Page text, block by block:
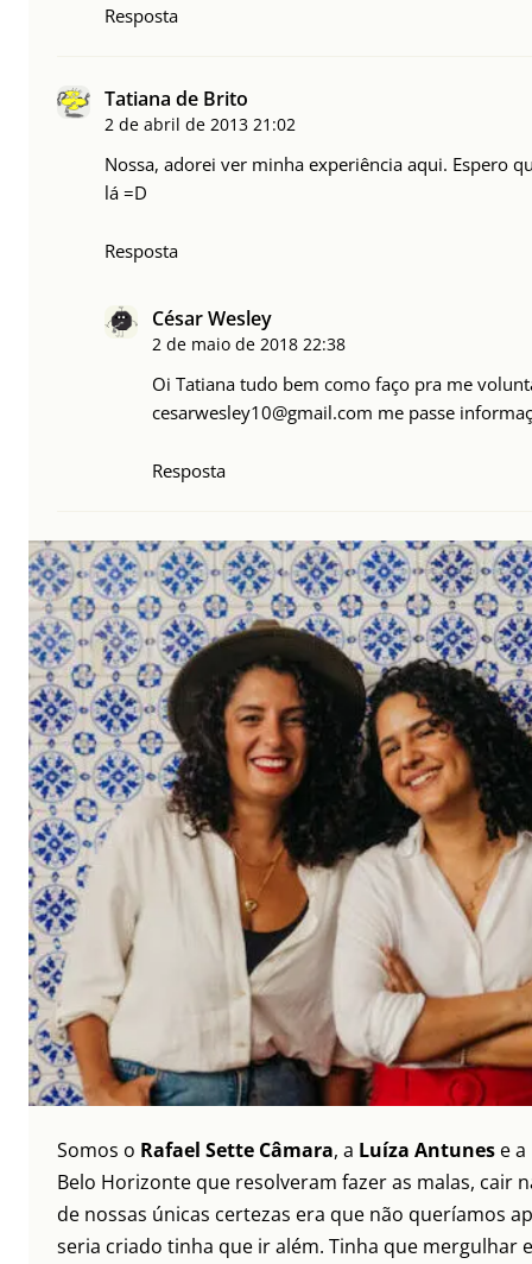
Resposta
Tatiana de Brito
2 de abril de 2013 21:02
Nossa, adorei ver minha experiência aqui. Espero
lá =D
Resposta
César Wesley
2 de maio de 2018 22:38
Oi Tatiana tudo bem como faço pra me
cesarwesley10@gmail.com me passe
Resposta
Somos o Rafael Sette Câmara, a Luíza Antunes e a
Belo Horizonte que resolveram fazer as malas, cair
de nossas únicas certezas era que não queríamos
seria criado tinha que ir além. Tinha que mergulhar